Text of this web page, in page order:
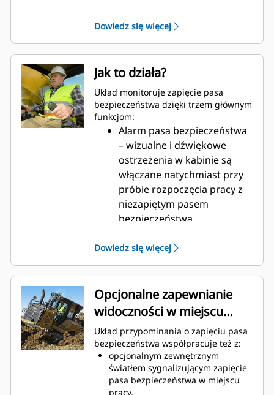
przy rozruchu maszyny.
Pomaga budować kulturę
bezpieczeństwa w miejscu pracy,
umożliwiając kontrolowanie i
egzekwowanie prawidłowego
postępowania.
Pozwala ograniczyć zagrożenia dla
operatora podczas obsługiwania
maszyny.
Dowiedz się więcej
Jak to działa?
Układ monitoruje zapięcie pasa
bezpieczeństwa dzięki trzem głównym
funkcjom:
Alarm pasa bezpieczeństwa
– wizualne i dźwiękowe
ostrzeżenia w kabinie są
włączane natychmiast przy
próbie rozpoczęcia pracy z
niezapiętym pasem
bezpieczeństwa,
o prawidłowym
postępowaniu, zanim
zacznie pracować z
pominięciem środków
bezpieczeństwa.
nieprawidłowego zapięcia
pasa – układ rozpoznaje
sytuacje, gdy klamra pasa
znajduje się w zamku, ale
Dowiedz się więcej
Opcjonalne zapewnianie
widoczności w miejscu
pracy
Układ przypominania o zapięciu pasa
bezpieczeństwa współpracuje też z:
opcjonalnym zewnętrznym
światłem sygnalizującym zapięcie
pasa bezpieczeństwa w miejscu
pracy,